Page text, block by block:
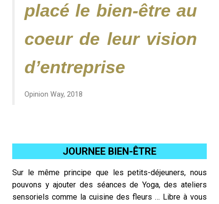
placé le bien-être au
coeur de leur vision
d’entreprise
Opinion Way, 2018
JOURNEE BIEN-ÊTRE
Sur le même principe que les petits-déjeuners, nous
pouvons y ajouter des séances de Yoga, des ateliers
sensoriels comme la cuisine des fleurs … Libre à vous